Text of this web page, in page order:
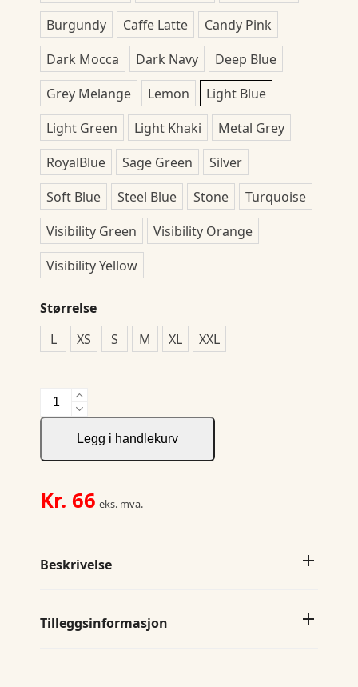
Burgundy
Caffe Latte
Candy Pink
Dark Mocca
Dark Navy
Deep Blue
Grey Melange
Lemon
Light Blue
Light Green
Light Khaki
Metal Grey
RoyalBlue
Sage Green
Silver
Soft Blue
Steel Blue Stone
Turquoise
Visibility Green
Visibility Orange
Visibility Yellow
Størrelse
L
XS S M XL XXL
New
Classic-
Ladies
Legg i handlekurv
Kr. 66 eks. mva.
Beskrivelse
Tilleggsinformasjon